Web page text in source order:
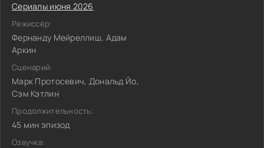
Сериалы июня 2026
Режиссёр:
Фернанду Мейреллиш, Адам
Аркин
Сценарий:
Марк Протосевич, Дональд Йо,
Сэм Кэтлин
Продолжительность:
45 мин эпизод
Озвучка: